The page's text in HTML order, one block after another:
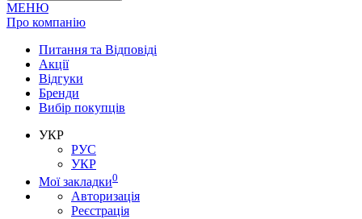
МЕНЮ
Про компанію
Питання та Відповіді
Акції
Відгуки
Бренди
Вибір покупців
УКР
РУС
УКР
Мої закладки0
Авторизація
Реєстрація